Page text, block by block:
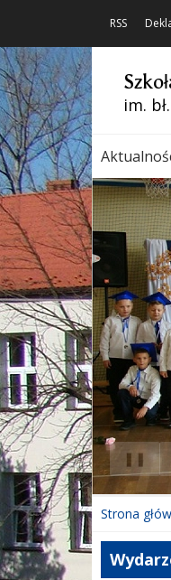
RSS
im.
❚❚
Strona